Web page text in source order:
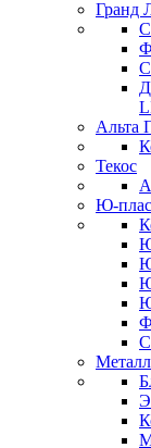
Гранд
Альта
Текос
Ю-